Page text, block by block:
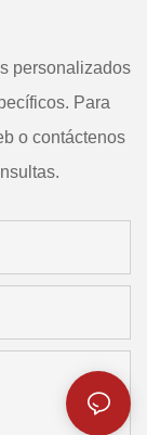
personalizados
Para
o contáctenos